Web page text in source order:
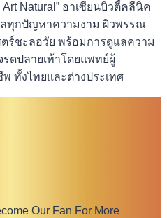
Art Natural” อาเซียนบิวตี้คลีนิค
ทุกปัญหาความงาม ผิวพรรณ
ร์ชะลอวัย พร้อมการดูแลความ
ดปลายเท้าโดยแพทย์ผู้
ทั้งไทยและต่างประเทศ
Our Fan For More